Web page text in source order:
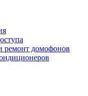
ремонт домофонов